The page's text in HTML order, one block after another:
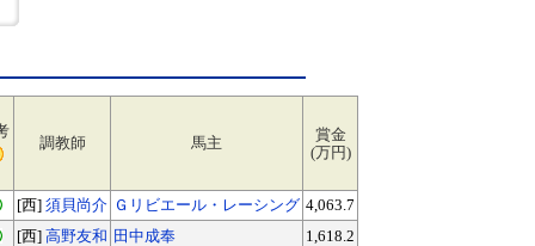
調教師 馬主
賞金
(万円)
[西] 須貝尚介 Ｇリビエール・レーシング 4,063.7
[西] 高野友和 田中成奉
1,618.2